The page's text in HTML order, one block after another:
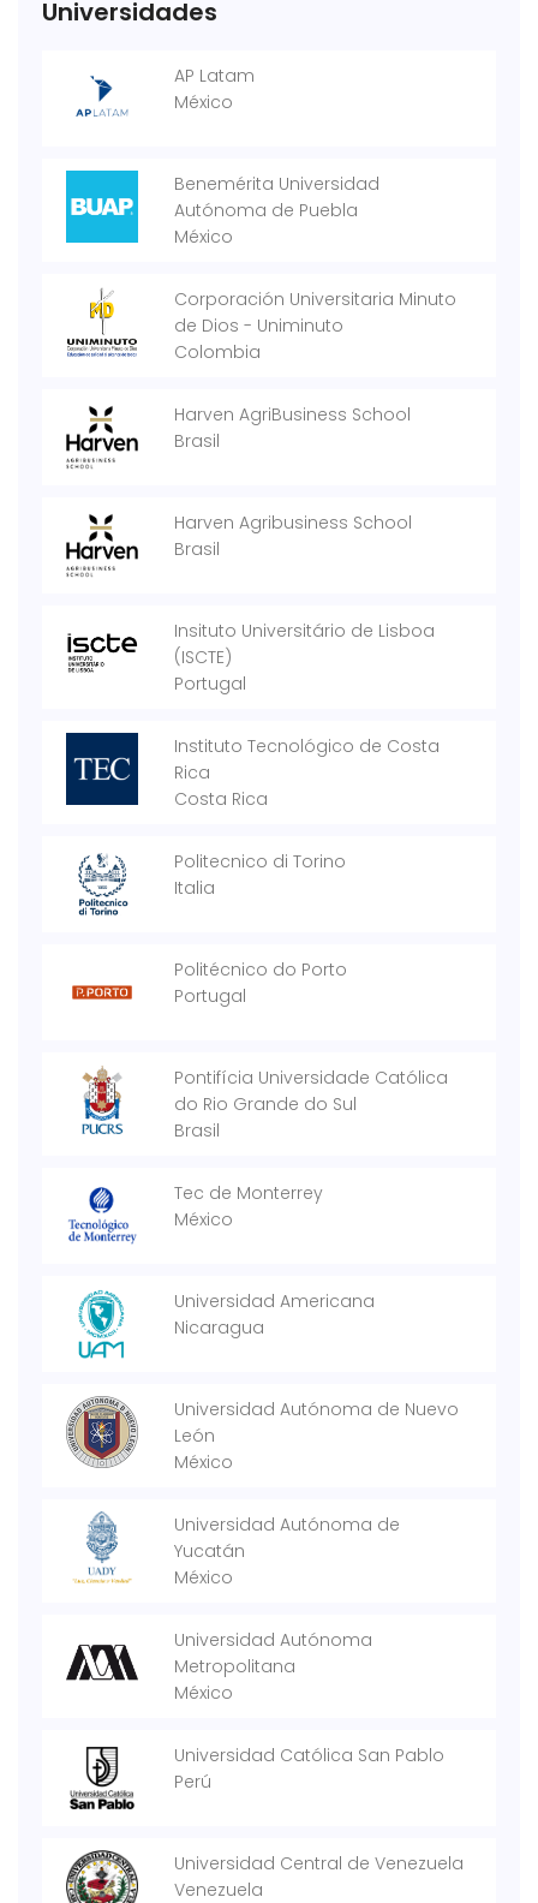
Universidades
AP Latam
México
Benemérita Universidad
Autónoma de Puebla
México
Corporación Universitaria Minuto
de Dios - Uniminuto
Colombia
Harven AgriBusiness School
Brasil
Harven Agribusiness School
Brasil
Insituto Universitário de Lisboa
(ISCTE)
Portugal
Instituto Tecnológico de Costa
Rica
Costa Rica
Politecnico di Torino
Italia
Politécnico do Porto
Portugal
Pontifícia Universidade Católica
do Rio Grande do Sul
Brasil
Tec de Monterrey
México
Universidad Americana
Nicaragua
Universidad Autónoma de Nuevo
León
México
Universidad Autónoma de
Yucatán
México
Universidad Autónoma
Metropolitana
México
Universidad Católica San Pablo
Perú
Universidad Central de Venezuela
Venezuela